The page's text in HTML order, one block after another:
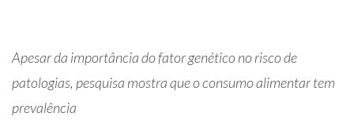
Apesar da importância do fator genético no risco de
patologias, pesquisa mostra que o consumo alimentar tem
prevalência